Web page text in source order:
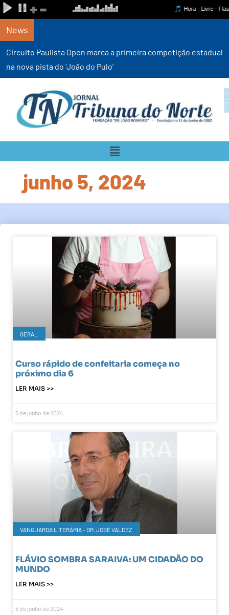
News
Circuito Paulista Open marca a primeira competição estadual
na nova pista do ‘João do Pulo’
junho 5, 2024
GERAL
Curso rápido de confeitaria começa no
próximo dia 6
LER MAIS >>
5 de junho de 2024
VANGUARDA LITERÁRIA - DR. JOSÉ VALDEZ
FLÁVIO SOMBRA SARAIVA: UM CIDADÃO DO
MUNDO
LER MAIS >>
5 de junho de 2024